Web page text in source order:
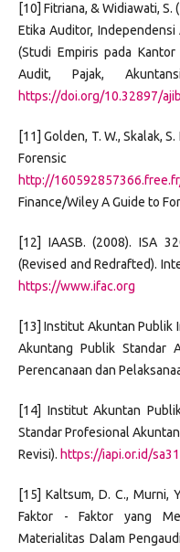
[10] Fitriana, & Widiawati,
Etika Auditor,
(Studi Empiris pada
Audit, Pajak,
https://doi.org/10.32897/
[11] Golden, T. W., Skalak,
Forensic
http://
Finance/Wiley A Guide to
[12] IAASB. (2008). ISA
(Revised and Redrafted).
https://www.ifac.org
[13] Institut Akuntan Publik
Akuntang Publik Standar
Perencanaan dan
[14] Institut Akuntan
Standar Profesional
Revisi). https://iapi.or.id/
[15] Kaltsum, D. C., Murni,
Faktor - Faktor yang
Materialitas Dalam